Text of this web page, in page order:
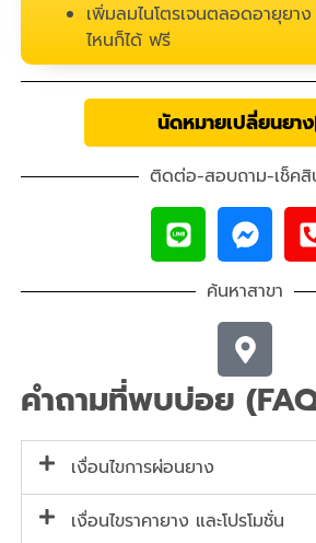
เพิ่มลมไนโตรเจนตลอดอายุยา
ไหนก็ได้ ฟรี
นัดหมายเปลี่ยนยาง
ติดต่อ-สอบถาม-เช็คสิ
ค้นหาสาขา
คำถามที่พบบ่อย
เงื่อนไขการผ่อนยาง
เงื่อนไขราคายาง และโปรโมชั่น